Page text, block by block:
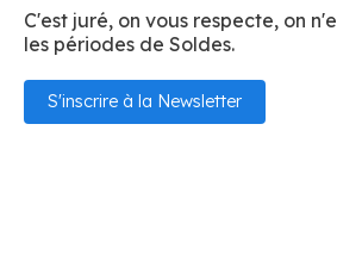
C'est juré, on vous respecte, on
les périodes de Soldes.
S'inscrire à la Newsletter